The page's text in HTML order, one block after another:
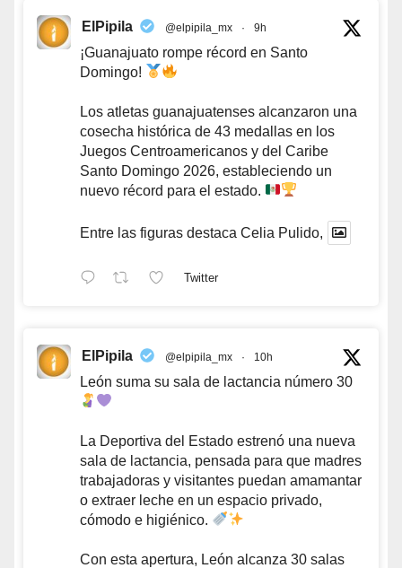
ElPipila @elpipila_mx · 9h
¡Guanajuato rompe récord en Santo
Domingo!
Los atletas guanajuatenses alcanzaron una
cosecha histórica de 43 medallas en los
Juegos Centroamericanos y del Caribe
Santo Domingo 2026, estableciendo un
nuevo récord para el estado.
Entre las figuras destaca Celia Pulido,
Twitter
ElPipila @elpipila_mx · 10h
León suma su sala de lactancia número 30
La Deportiva del Estado estrenó una nueva
sala de lactancia, pensada para que madres
trabajadoras y visitantes puedan amamantar
o extraer leche en un espacio privado,
cómodo e higiénico.
Con esta apertura, León alcanza 30 salas